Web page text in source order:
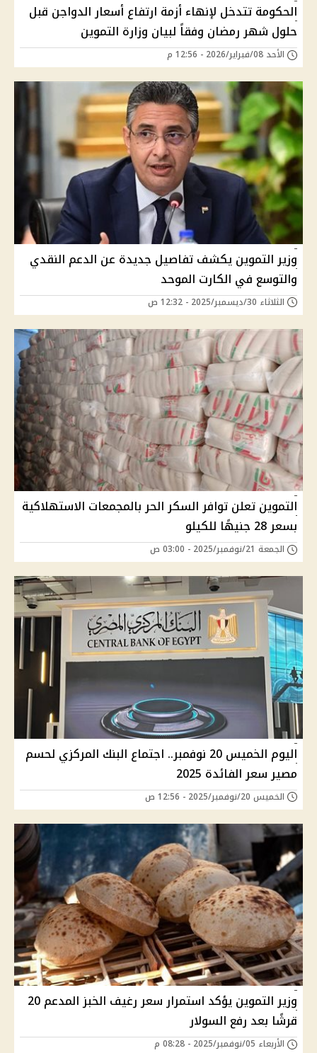
الحكومة تتدخل لإنهاء أزمة ارتفاع أسعار الدواجن قبل
حلول شهر رمضان وفقاً لبيان وزارة التموين
الأحد 08/فبراير/2026 - 12:56 م
وزير التموين يكشف تفاصيل جديدة عن الدعم النقدي
والتوسع في الكارت الموحد
الثلاثاء 30/ديسمبر/2025 - 12:32 ص
التموين تعلن توافر السكر الحر بالمجمعات الاستهلاكية
بسعر 28 جنيهًا للكيلو
الجمعة 21/نوفمبر/2025 - 03:00 ص
اليوم الخميس 20 نوفمبر.. اجتماع البنك المركزي لحسم
مصير سعر الفائدة 2025
الخميس 20/نوفمبر/2025 - 12:56 ص
وزير التموين يؤكد استمرار سعر رغيف الخبز المدعم 20
قرشًا بعد رفع السولار
الأربعاء 05/نوفمبر/2025 - 08:28 م